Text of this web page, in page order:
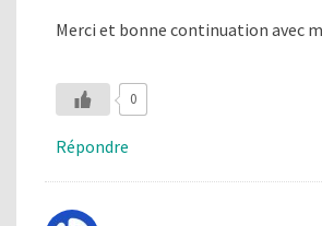
Merci et bonne continuation avec
0
Répondre